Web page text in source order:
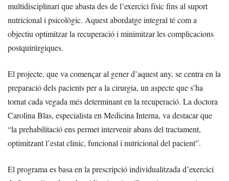
multidisciplinari que abasta des de l’exercici físic fins al suport
nutricional i psicològic. Aquest abordatge integral té com a
objectiu optimitzar la recuperació i minimitzar les complicacions
postquirúrgiques.
El projecte, que va començar al gener d’aquest any, se centra en la
preparació dels pacients per a la cirurgia, un aspecte que s’ha
tornat cada vegada més determinant en la recuperació. La doctora
Carolina Blas, especialista en Medicina Interna, va destacar que
“la prehabilitació ens permet intervenir abans del tractament,
optimitzant l’estat clínic, funcional i nutricional del pacient”.
El programa es basa en la prescripció individualitzada d’exercici